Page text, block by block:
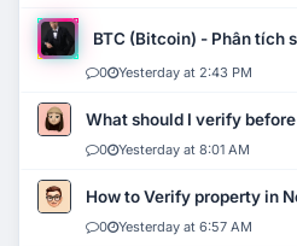
BTC (Bitcoin) - Phân tích
0 Yesterday at 2:43 PM
What should I verify before
0 Yesterday at 8:01 AM
How to Verify property in
0 Yesterday at 6:57 AM